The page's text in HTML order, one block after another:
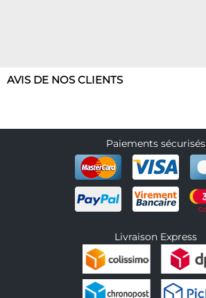
AVIS DE NOS CLIENTS
Paiements sécurisés
Livraison Express